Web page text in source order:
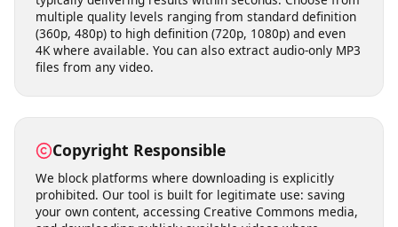
Fast Processing & Multiple Quality
Options
typically delivering results within seconds. Choose from
multiple quality levels ranging from standard definition
(360p, 480p) to high definition (720p, 1080p) and even
4K where available. You can also extract audio-only MP3
files from any video.